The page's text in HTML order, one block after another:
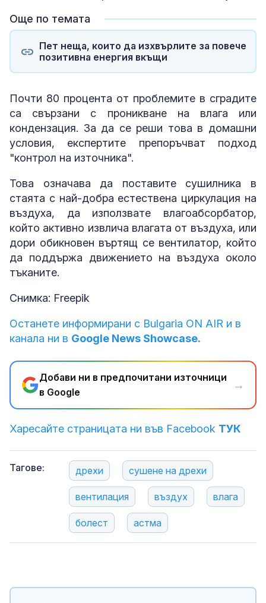
Още по темата
Пет неща, които да изхвърлите за повече
позитивна енергия вкъщи
Почти 80 процента от проблемите в сградите
са свързани с проникване на влага или
кондензация. За да се реши това в домашни
условия, експертите препоръчват подход
"контрол на източника".
Това означава да поставите сушилника в
стаята с най-добра естествена циркулация на
въздуха, да използвате влагоабсорбатор,
който активно извлича влагата от въздуха, или
дори обикновен въртящ се вентилатор, който
да поддържа движението на въздуха около
тъканите.
Снимка: Freepik
Останете информирани с Bulgaria ON AIR и в
канала ни в Google News Showcase.
Добави ни в предпочитани източници
в Google
→
Харесайте страницата ни във Facebook ТУК
Тагове: дрехи сушене на дрехи
вентилация въздух влага
болест астма